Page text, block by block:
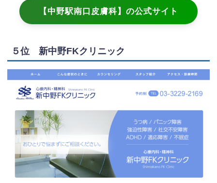
【中野駅南口皮膚科】の公式サイト
５位 新中野FKクリニック